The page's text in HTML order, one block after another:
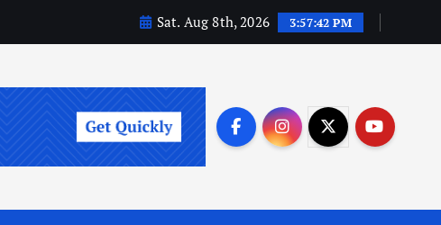
Sat. Aug 8th, 2026 3:57:44 PM